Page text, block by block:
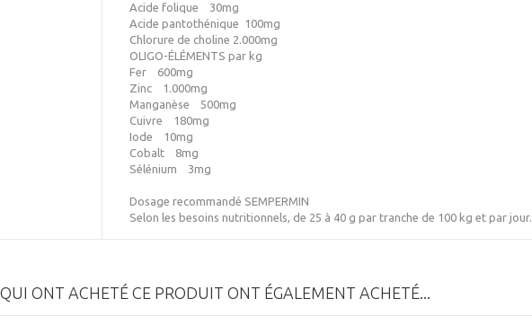
Acide folique 30mg
Acide pantothénique 100mg
Chlorure de choline 2.000mg
OLIGO-ÉLÉMENTS par kg
Fer 600mg
Zinc 1.000mg
Manganèse 500mg
Cuivre 180mg
Iode 10mg
Cobalt 8mg
Sélénium 3mg
Dosage recommandé SEMPERMIN
Selon les besoins nutritionnels, de 25 à 40 g par tranche de 100 kg et par jour.
QUI ONT ACHETÉ CE PRODUIT ONT ÉGALEMENT ACHETÉ...